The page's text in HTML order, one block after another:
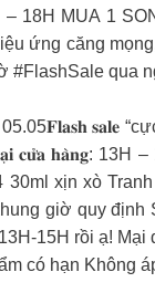
18H MUA 1
ứng căng
qua
𝐬𝐚𝐥𝐞
𝐜𝐮̛̉𝐚 𝐡𝐚̀𝐧𝐠:
30ml xịn xò
giờ quy
15H rồi ạ!
có hạn Không